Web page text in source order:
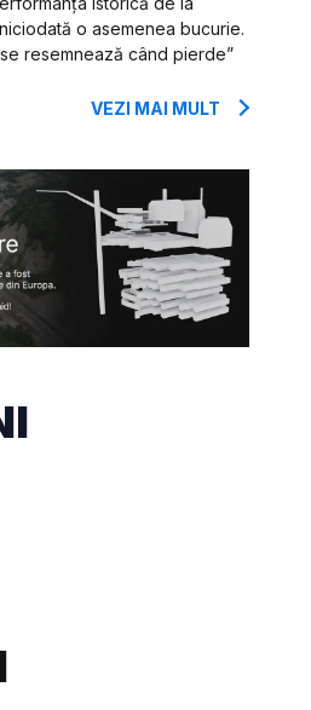
o asemenea bucurie.
resemnează când pierde”
VEZI MAI MULT